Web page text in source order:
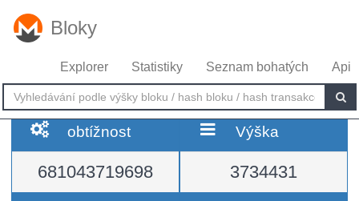
Bloky
Explorer Statistiky Seznam bohatých Api
obtížnost
681043719698
Výška
3734431